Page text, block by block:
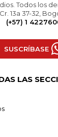
Todos los
Cr. 13a 37-32,
(+57) 1
SUSCRÍBASE
LAS